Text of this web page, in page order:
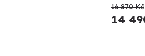
16 870 Kč
14